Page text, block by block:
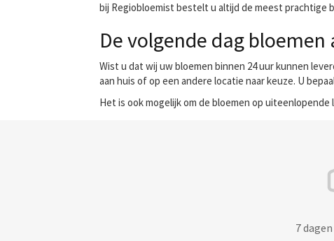
bij Regiobloemist bestelt u altijd de meest prachtige
De volgende dag
Wist u dat wij uw bloemen binnen 24 uur kunnen
aan huis of op een andere locatie naar keuze. U
Het is ook mogelijk om de bloemen op
7